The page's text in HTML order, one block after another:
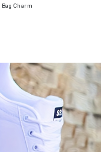
Charm